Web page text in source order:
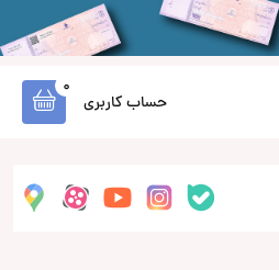
حساب کاربری
0